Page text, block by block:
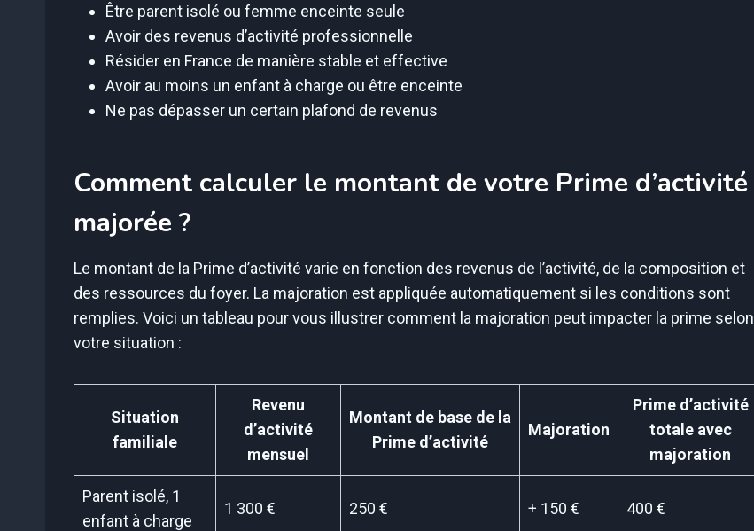
Être parent isolé ou femme enceinte seule
Avoir des revenus d’activité professionnelle
Résider en France de manière stable et effective
Avoir au moins un enfant à charge ou être enceinte
Ne pas dépasser un certain plafond de revenus
Comment calculer le montant de votre Prime d’activité
majorée ?
Le montant de la Prime d’activité varie en fonction des revenus de l’activité, de la composition et
des ressources du foyer. La majoration est appliquée automatiquement si les conditions sont
remplies. Voici un tableau pour vous illustrer comment la majoration peut impacter la prime selon
votre situation :
Situation
familiale
Revenu
d’activité
mensuel
Montant de base de la
Prime d’activité
Majoration
Prime d’activité
totale avec
majoration
Parent isolé, 1
enfant à charge
1 300 € 250 € + 150 € 400 €